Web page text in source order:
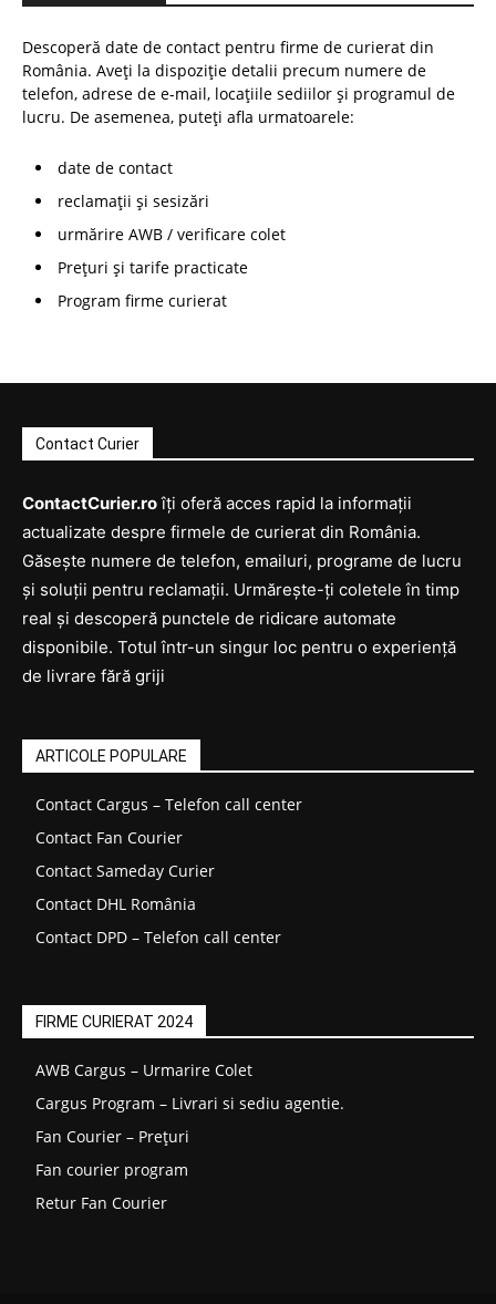
Descoperă date de contact pentru firme de curierat din
România. Aveți la dispoziție detalii precum numere de
telefon, adrese de e-mail, locațiile sediilor și programul de
lucru. De asemenea, puteți afla urmatoarele:
date de contact
reclamații și sesizări
urmărire AWB / verificare colet
Prețuri și tarife practicate
Program firme curierat
Contact Curier
ContactCurier.roîți oferă acces rapid la informații
actualizate despre firmele de curierat din România.
Găsește numere de telefon, emailuri, programe de lucru
și soluții pentru reclamații. Urmărește-ți coletele în timp
real și descoperă punctele de ridicare automate
disponibile. Totul într-un singur loc pentru o experiență
de livrare fără griji
ARTICOLE POPULARE
Contact Cargus – Telefon call center
Contact Fan Courier
Contact Sameday Curier
Contact DHL România
Contact DPD – Telefon call center
FIRME CURIERAT 2024
AWB Cargus – Urmarire Colet
Cargus Program – Livrari si sediu agentie.
Fan Courier – Prețuri
Fan courier program
Retur Fan Courier